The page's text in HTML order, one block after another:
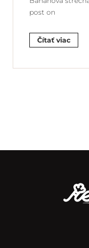
post on
Čítať viac